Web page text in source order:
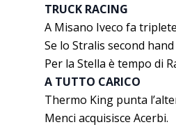
TRUCK RACING
A Misano Iveco fa
Se lo Stralis second hand
Per la Stella è tempo di
A TUTTO CARICO
Thermo King punta
Menci acquisisce Acerbi.